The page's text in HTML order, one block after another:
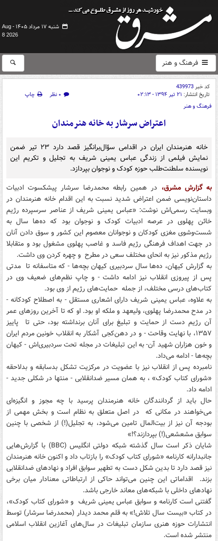
شنبه ۱۷ مرداد ۱۴۰۵ -
Aug
8 2026
فرهنگ و هنر
کد خبر439973
تاریخ انتشار: ۲۱ تیر ۱۳۹۴ - ۰۲:۱۳ ۰ نظر
چاپ
فرهنگ و هنر
اعتراض سرشار به خانه هنرمندان
خانه هنرمندان ایران در اقدامی سؤال‌برانگیز قصد دارد ۲۳ تیر ضمن
نمایش فیلمی از زندگی عباس یمینی ‌شریف به تجلیل و تکریم این
نویسنده سلطنت‌طلب حوزه کودک و نوجوان بپردازد.
به گزارش مشرق، در همین رابطه محمدرضا سرشار پیشکسوت ادبیات
داستان‌نویسی ضمن اعتراض شدید نسبت به این اقدام خانه هنرمندان در
وبسایت رسمی‌اش نوشت: «عباس یمینی ‌شریف از عناصر سرسپرده رژیم
خائن پهلوی در عرصه ادبیات کودک و نوجوان بود که ده‌ها سال به
شست‌وشوی مغزی کودکان و نوجوانان معصوم این کشور و سوق دادن آنان
در جهت اهداف فرهنگی رژیم فاسد و غاصب پهلوی مشغول بود و متقابلا
رژیم مذکور نیز به انحای مختلف سعی در مطرح و چهره کردن وی داشت.
به گزارش کیهان، ده‌ها سال سردبیری کیهان بچه‌ها - که متاسفانه تا مدتی
پس از پیروزی انقلاب نیز ادامه داشت - و چاپ نظم‌های ضعیف وی در
کتاب‌های درسی مختلف، از جمله حمایت‌های رژیم از وی بود.
به علاوه، عباس یمینی ‌شریف دارای اشعاری مستقل - به اصطلاح کودکانه -
در مدح محمدرضا پهلوی، ولیعهد و ملکه او بود. او که تا آخرین روزهای عمر
آن رژیم دست از حمایت و تبلیغ برای آنان برنداشته بود، حتی تا پاییز
۱۳۵۷، با نهایت وقاحت - و در دهن‌کجی آشکار به انقلاب خونین مردم ایران
و خون هزاران شهید آن- به این تبلیغات در مجله تحت سردبیری‌اش - کیهان
بچه‌ها - ادامه می‌داد.
نامبرده پس از انقلاب نیز با عضویت در مرکزیت تشکل بدسابقه و بدلاحقه
«شورای کتاب کودک» ، به همان مسیر ضدانقلابی - منتها در شکلی جدید -
ادامه داد.
حال باید از گردانندگان خانه هنرمندان پرسید با چه مجوز و انگیزه‌ای
می‌خواهند در مکانی که در اصل متعلق به نظام است و بخش مهمی از
بودجه آن نیز از بیت‌المال تامین می‌شود، به تجلیل‌(!) از شخصی با چنین
سوابق مشعشعی(!) بپردازند؟!»
شایان ذکر است سال گذشته شبکه دولتی انگلیس (BBC) با گزارش‌هایی
جانبدارانه کارنامه «شورای کتاب کودک» را بازتاب داد و اکنون خانه هنرمندان
نیز قصد دارد تا بدین شکل دست به تطهیر سوابق افراد و نهادهای ضدانقلابی
بزند. اقداماتی این چنین می‌تواند حاکی از ارتباطاتی معنادار میان برخی
نهادهای داخلی با شبکه‌های معاند خارجی باشد.
گفتنی است کارنامه و سوابق عباس یمینی ‌شریف و «شورای کتاب کودک»،
در کتاب «بیست سال تلاش!» به قلم محمد دیدار (محمدرضا سرشار) توسط
انتشارات حوزه هنری سازمان تبلیغات در سال‌های آغازین انقلاب اسلامی
منتشر شده است.